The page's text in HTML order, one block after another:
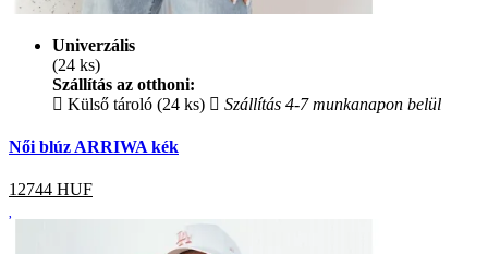
Univerzális
(24 ks)
Szállítás az otthoni:
Külső tároló (24 ks)
Szállítás 4-7 munkanapon belül
Női blúz ARRIWA kék
12744 HUF